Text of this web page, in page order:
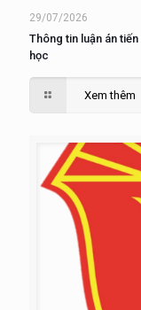
29/07/2026
Thông tin luận án
học
Xem thêm